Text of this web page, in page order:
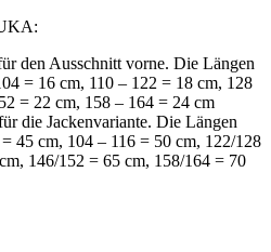
den Ausschnitt vorne. Die Längen
= 16 cm, 110 – 122 = 18 cm, 128
= 22 cm, 158 – 164 = 24 cm
die Jackenvariante. Die Längen
45 cm, 104 – 116 = 50 cm, 122/128
146/152 = 65 cm, 158/164 = 70